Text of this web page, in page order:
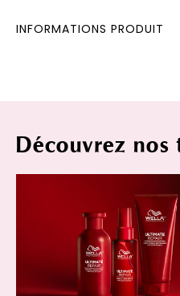
INFORMATIONS PRODUIT
Découvrez nos